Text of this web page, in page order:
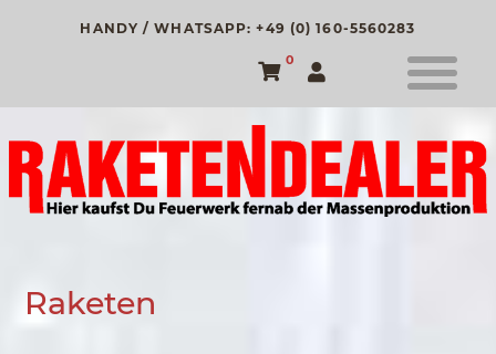
HANDY / WHATSAPP: +49 (0) 160-5560283
0
Raketen